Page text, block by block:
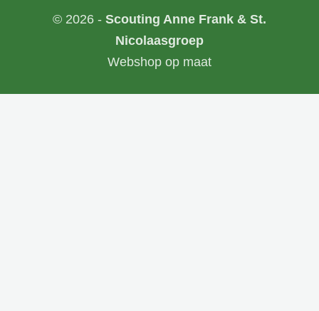
© 2026 - Scouting Anne Frank & St.
Nicolaasgroep
Webshop op maat